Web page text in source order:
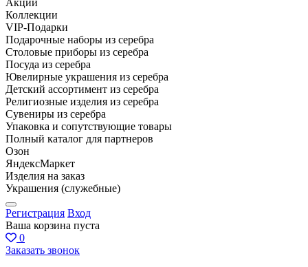
Акции
Коллекции
VIP-Подарки
Подарочные наборы из серебра
Столовые приборы из серебра
Посуда из серебра
Ювелирные украшения из серебра
Детский ассортимент из серебра
Религиозные изделия из серебра
Сувениры из серебра
Упаковка и сопутствующие товары
Полный каталог для партнеров
Озон
ЯндексМаркет
Изделия на заказ
Украшения (служебные)
Регистрация Вход
Ваша корзина пуста
0
Заказать звонок